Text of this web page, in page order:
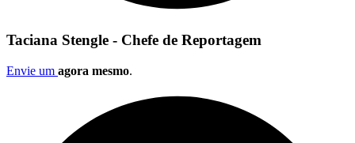
Taciana Stengle - Chefe de Reportagem
Envie um agora mesmo.